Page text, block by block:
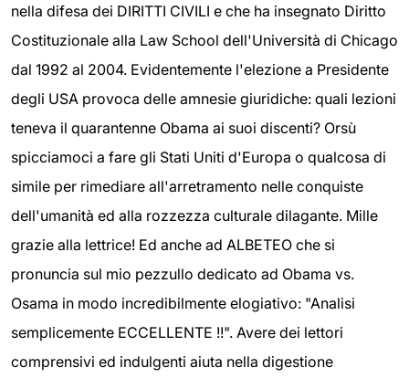
nella difesa dei DIRITTI CIVILI e che ha insegnato Diritto
Costituzionale alla Law School dell'Università di Chicago
dal 1992 al 2004. Evidentemente l'elezione a Presidente
degli USA provoca delle amnesie giuridiche: quali lezioni
teneva il quarantenne Obama ai suoi discenti? Orsù
spicciamoci a fare gli Stati Uniti d'Europa o qualcosa di
simile per rimediare all'arretramento nelle conquiste
dell'umanità ed alla rozzezza culturale dilagante. Mille
grazie alla lettrice! Ed anche ad ALBETEO che si
pronuncia sul mio pezzullo dedicato ad Obama vs.
Osama in modo incredibilmente elogiativo: "Analisi
semplicemente ECCELLENTE !!". Avere dei lettori
comprensivi ed indulgenti aiuta nella digestione